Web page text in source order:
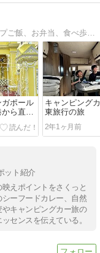
食に関すること（おうちごはん、キャンプご飯、お弁当、食べ歩きの記録）から、日本文化の着物まで。ライフスタイルを日々発信しております。
ポール
ら直行
キャンピング
東旅行の旅
2年1ヶ月前
ット紹介
えポイントをさくっと
ーフードカレー、自然
キャンピングカー旅の
センスを伝えている。